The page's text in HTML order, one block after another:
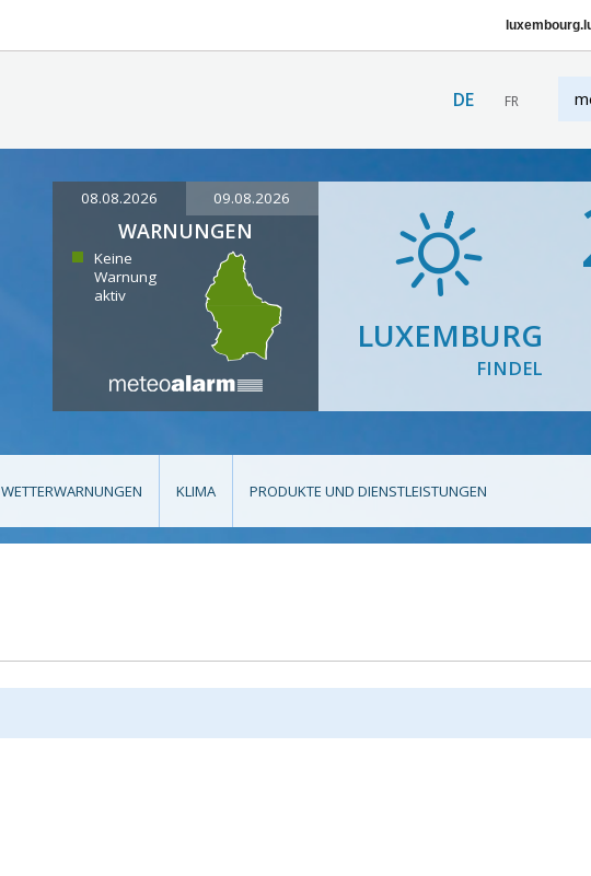
DE FR
08.08.2026 09.08.2026
WARNUNGEN
Keine
Warnung
aktiv
LUXEMBURG
FINDEL
WETTERWARNUNGEN KLIMA PRODUKTE UND DIENSTLEISTUNGEN